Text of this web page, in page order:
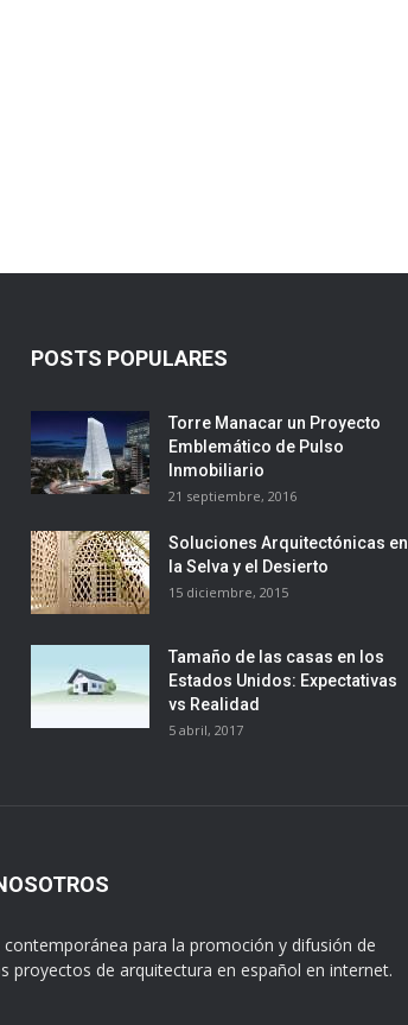
POSTS POPULARES
Torre Manacar un Proyecto
Emblemático de Pulso
Inmobiliario
21 septiembre, 2016
Soluciones Arquitectónicas en
la Selva y el Desierto
15 diciembre, 2015
Tamaño de las casas en los
Estados Unidos: Expectativas
vs Realidad
5 abril, 2017
contemporánea para la promoción y difusión de
proyectos de arquitectura en español en internet.